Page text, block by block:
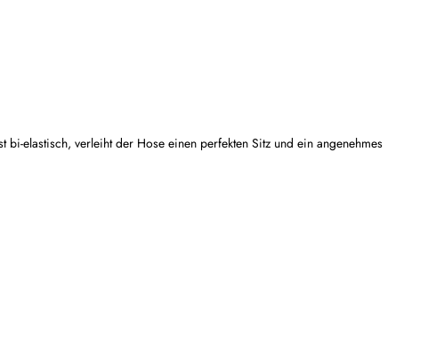
elastisch, verleiht der Hose einen perfekten Sitz und ein angenehmes